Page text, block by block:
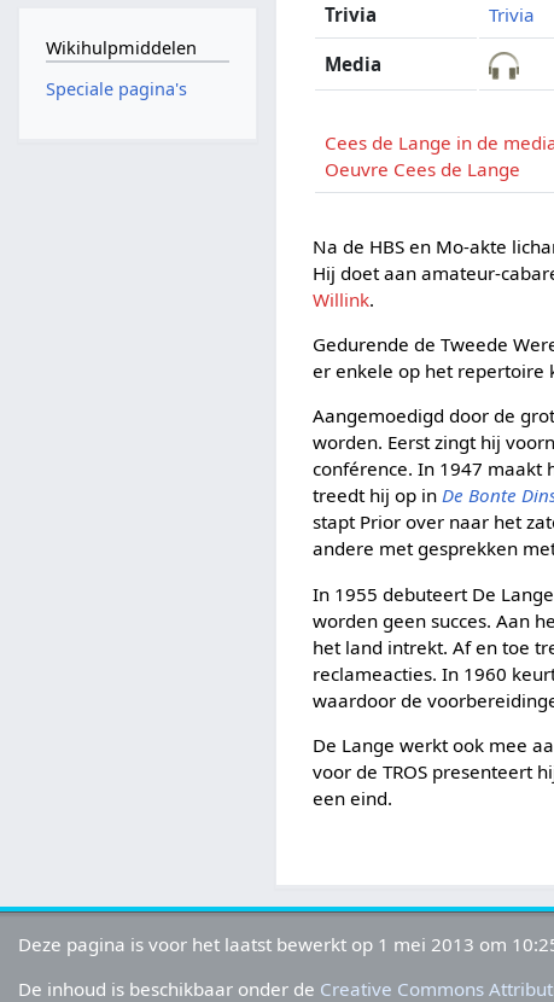
Trivia Trivia
Media
Cees de Lange in de
Oeuvre Cees de Lange
Na de HBS en Mo-akte
Hij doet aan amateur-
Willink.
Gedurende de Tweede
er enkele op het
Aangemoedigd door de
worden. Eerst zingt hij
conférence. In 1947 maakt
treedt hij op inDe Bonte
stapt Prior over naar het
andere met gesprekken
In 1955 debuteert De
worden geen succes. Aan
het land intrekt. Af en toe
reclameacties. In 1960
waardoor de
De Lange werkt ook mee
voor de TROS presenteert
een eind.
Wikihulpmiddelen
Speciale pagina's
Deze pagina is voor het laatst bewerkt op 1 mei 2013 om
De inhoud is beschikbaar onder de Creative Commons